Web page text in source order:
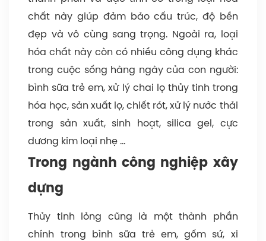
chất này giúp đảm bảo cấu trúc, độ bền
đẹp và vô cùng sang trọng. Ngoài ra, loại
hóa chất này còn có nhiều công dụng khác
trong cuộc sống hàng ngày của con người:
bình sữa trẻ em, xử lý chai lọ thủy tinh trong
hóa học, sản xuất lọ, chiết rót, xử lý nước thải
trong sản xuất, sinh hoạt, silica gel, cực
dương kim loại nhẹ …
Trong ngành công nghiệp xây
dựng
Thủy tinh lỏng cũng là một thành phần
chính trong bình sữa trẻ em, gốm sứ, xi